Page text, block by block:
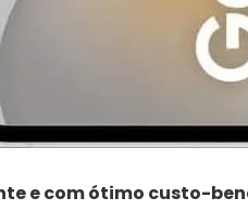
e com ótimo custo-